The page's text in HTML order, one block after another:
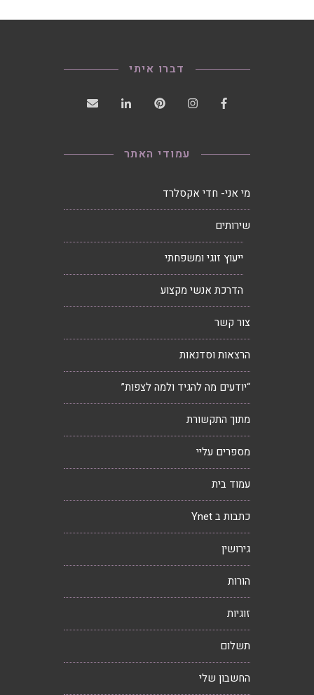
דברו איתי
עמודי האתר
מי אני- חדי אקסלרד
שירותים
ייעוץ זוגי ומשפחתי
הדרכת אנשי מקצוע
צור קשר
הרצאות וסדנאות
“יודעים מה להגיד ולמה לצפות”
מתוך התקשורת
מספרים עליי
עמוד בית
כתבות ב Ynet
גירושין
הורות
זוגיות
תשלום
החשבון שלי